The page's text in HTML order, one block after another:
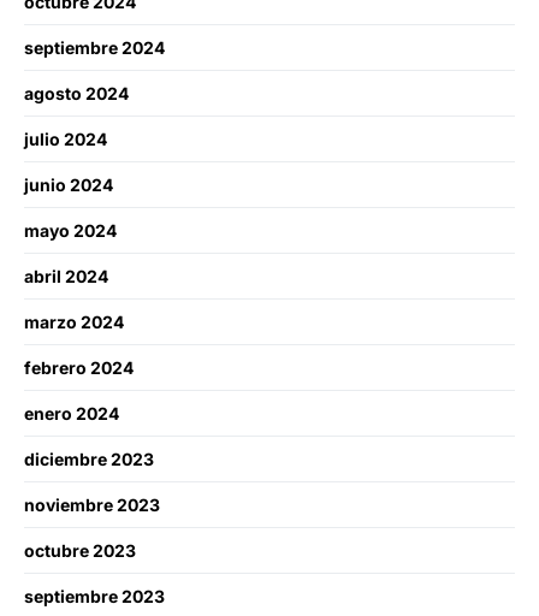
septiembre 2024
agosto 2024
julio 2024
junio 2024
mayo 2024
abril 2024
marzo 2024
febrero 2024
enero 2024
diciembre 2023
noviembre 2023
octubre 2023
septiembre 2023